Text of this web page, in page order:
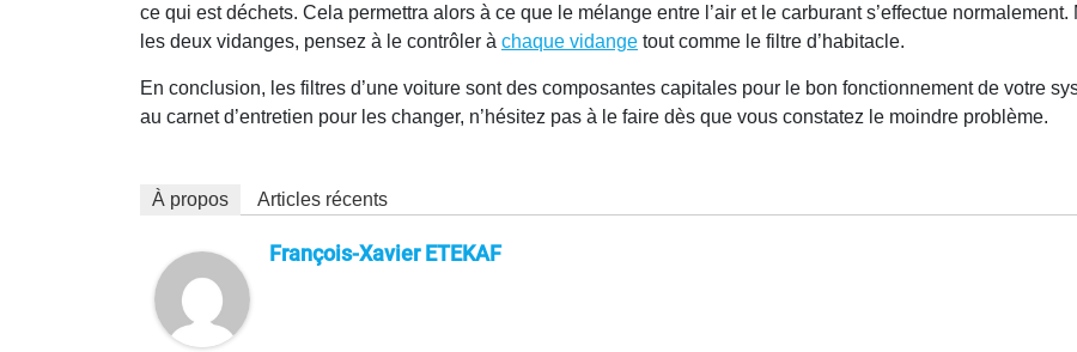
ce qui est déchets. Cela permettra alors à ce que le mélange entre l’air et le carburant s’effectue
les deux vidanges, pensez à le contrôler à chaque vidange tout comme le filtre d’habitacle.
En conclusion, les filtres d’une voiture sont des composantes capitales pour le bon fonctionnement de votre
au carnet d’entretien pour les changer, n’hésitez pas à le faire dès que vous constatez le moindre problème.
À propos Articles récents
François-Xavier ETEKAF